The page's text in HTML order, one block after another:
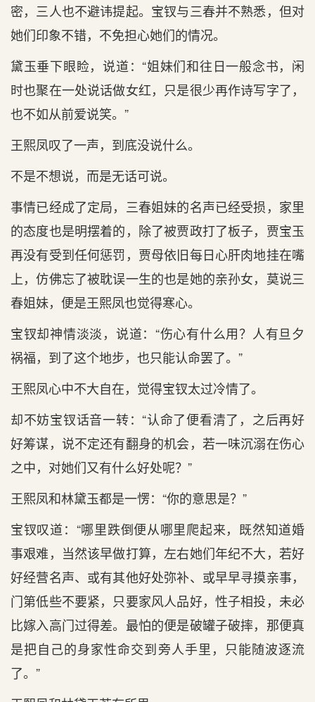
密，三人也不避讳提起。宝钗与三春并不熟悉，但对
她们印象不错，不免担心她们的情况。
黛玉垂下眼睑，说道：“姐妹们和往日一般念书，闲
时也聚在一处说话做女红，只是很少再作诗写字了，
也不如从前爱说笑。”
王熙凤叹了一声，到底没说什么。
不是不想说，而是无话可说。
事情已经成了定局，三春姐妹的名声已经受损，家里
的态度也是明摆着的，除了被贾政打了板子，贾宝玉
再没有受到任何惩罚，贾母依旧每日心肝肉地挂在嘴
上，仿佛忘了被耽误一生的也是她的亲孙女，莫说三
春姐妹，便是王熙凤也觉得寒心。
宝钗却神情淡淡，说道：“伤心有什么用？人有旦夕
祸福，到了这个地步，也只能认命罢了。”
王熙凤心中不大自在，觉得宝钗太过冷情了。
却不妨宝钗话音一转：“认命了便看清了，之后再好
好筹谋，说不定还有翻身的机会，若一味沉溺在伤心
之中，对她们又有什么好处呢？”
王熙凤和林黛玉都是一愣：“你的意思是？”
宝钗叹道：“哪里跌倒便从哪里爬起来，既然知道婚
事艰难，当然该早做打算，左右她们年纪不大，若好
好经营名声、或有其他好处弥补、或早早寻摸亲事，
门第低些不要紧，只要家风人品好，性子相投，未必
比嫁入高门过得差。最怕的便是破罐子破摔，那便真
是把自己的身家性命交到旁人手里，只能随波逐流
了。”